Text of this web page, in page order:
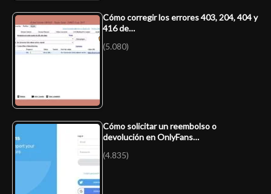
Cómo corregir los errores 403, 204, 404 y
416 de…
(5.080)
Cómo solicitar un reembolso o
devolución en OnlyFans…
(4.835)